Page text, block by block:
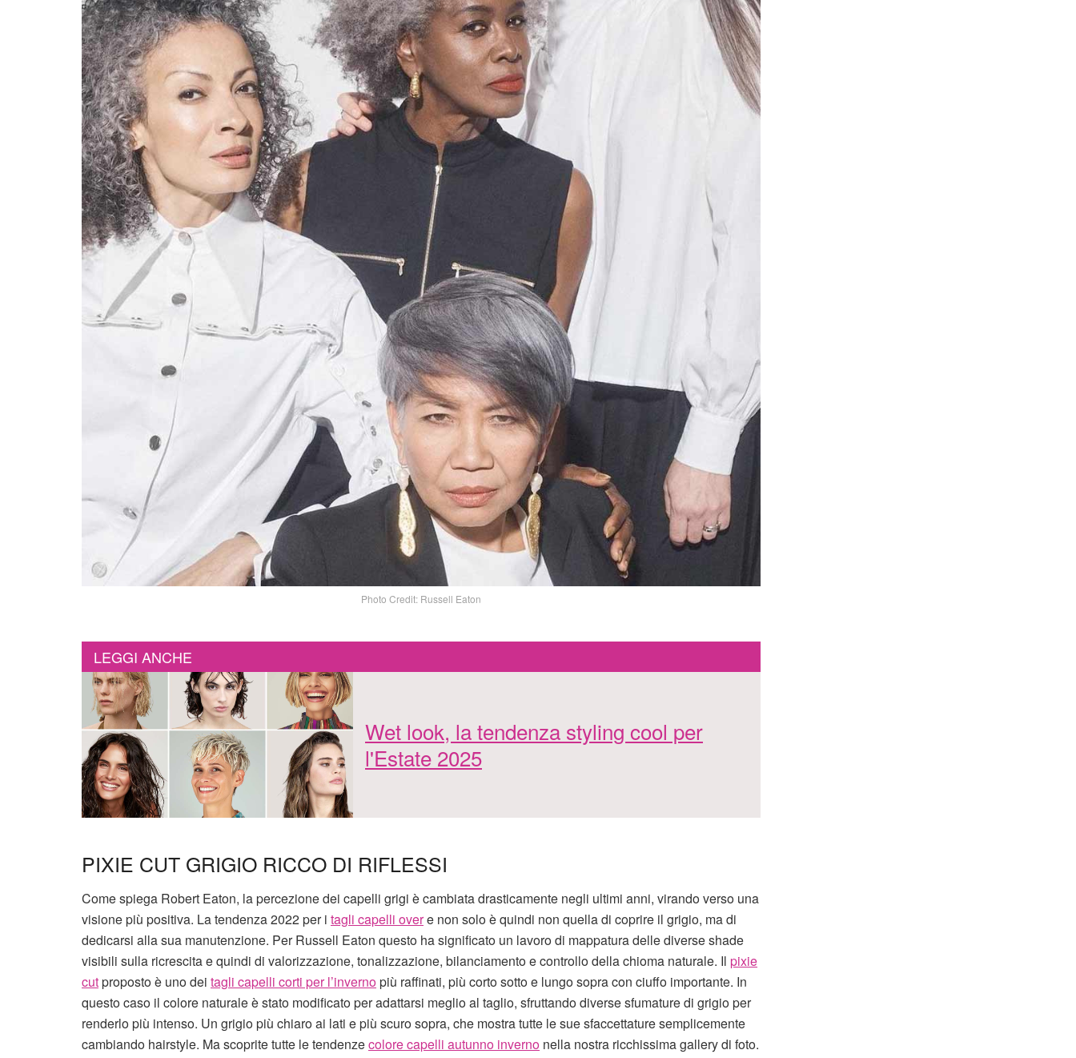
Photo Credit: Russell Eaton
LEGGI ANCHE
Wet look, la tendenza styling cool per
l'Estate 2025
PIXIE CUT GRIGIO RICCO DI RIFLESSI
Come spiega Robert Eaton, la percezione dei capelli grigi è cambiata drasticamente negli ultimi anni, virando verso una
visione più positiva. La tendenza 2022 per i tagli capelli overe non solo è quindi non quella di coprire il grigio, ma di
dedicarsi alla sua manutenzione. Per Russell Eaton questo ha significato un lavoro di mappatura delle diverse shade
visibili sulla ricrescita e quindi di valorizzazione, tonalizzazione, bilanciamento e controllo della chioma naturale. Il pixie
cutproposto è uno dei tagli capelli corti per l’invernopiù raffinati, più corto sotto e lungo sopra con ciuffo importante. In
questo caso il colore naturale è stato modificato per adattarsi meglio al taglio, sfruttando diverse sfumature di grigio per
renderlo più intenso. Un grigio più chiaro ai lati e più scuro sopra, che mostra tutte le sue sfaccettature semplicemente
cambiando hairstyle. Ma scoprite tutte le tendenzecolore capelli autunno inverno nella nostra ricchissima gallery di foto.